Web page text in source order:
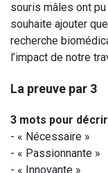
souris mâles ont pu
souhaite ajouter
recherche
l’impact de notre
La preuve par 3
3 mots pour
- « Nécessaire »
- « Passionnante »
- « Innovante »